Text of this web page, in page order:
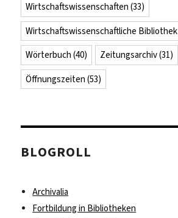
Wirtschaftswissenschaften (33)
Wirtschaftswissenschaftliche Bibliothek
Wörterbuch (40) Zeitungsarchiv(31)
Öffnungszeiten (53)
BLOGROLL
Archivalia
Fortbildung in Bibliotheken